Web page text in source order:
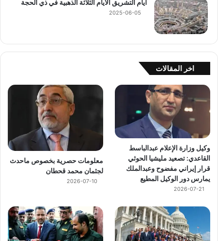
أيام التشريق الأيام الثلاثة الذهبية في ذي الحجة
2025-06-05
اخر المقالات
وكيل وزارة الإعلام عبدالباسط
القاعدي: تصعيد مليشيا الحوثي
قرار إيراني مفضوح وعبدالملك
يمارس دور الوكيل المطيع
2026-07-21
معلومات حصرية بخصوص ماحدث
لجثمان محمد قحطان
2026-07-10